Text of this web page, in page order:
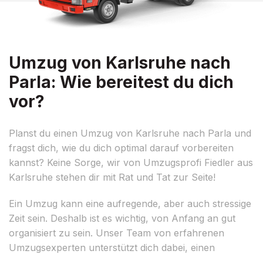
Umzug von Karlsruhe nach
Parla: Wie bereitest du dich
vor?
Planst du einen Umzug von Karlsruhe nach Parla und
fragst dich, wie du dich optimal darauf vorbereiten
kannst? Keine Sorge, wir von Umzugsprofi Fiedler aus
Karlsruhe stehen dir mit Rat und Tat zur Seite!
Ein Umzug kann eine aufregende, aber auch stressige
Zeit sein. Deshalb ist es wichtig, von Anfang an gut
organisiert zu sein. Unser Team von erfahrenen
Umzugsexperten unterstützt dich dabei, einen